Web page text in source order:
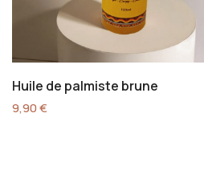
Huile de palmiste brune
9,90€